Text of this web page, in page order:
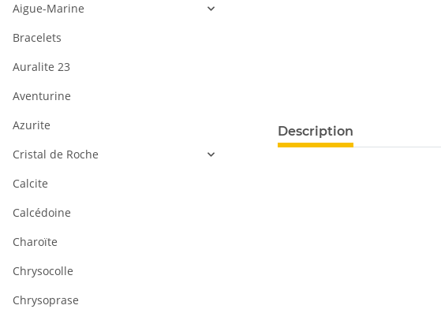
Description
Aigue-Marine
Bracelets
Auralite 23
Aventurine
Azurite
Cristal de Roche
Calcite
Calcédoine
Charoïte
Chrysocolle
Chrysoprase